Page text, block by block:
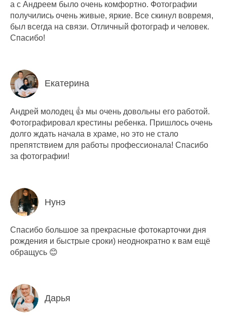
а с Андреем было очень комфортно. Фотографии
получились очень живые, яркие. Все скинул вовремя,
был всегда на связи. Отличный фотограф и человек.
Спасибо!
Екатерина
Андрей молодец 👍 мы очень довольны его работой.
Фотографировал крестины ребенка. Пришлось очень
долго ждать начала в храме, но это не стало
препятствием для работы профессионала! Спасибо
за фотографии!
Нунэ
Спасибо большое за прекрасные фотокарточки дня
рождения и быстрые сроки) неоднократно к вам ещё
обращусь 😊
Дарья